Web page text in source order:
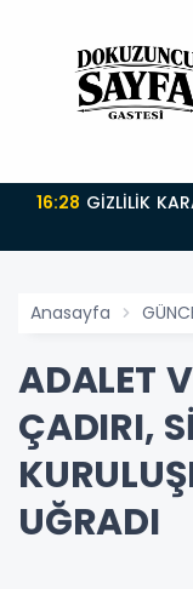
16:28
Anasayfa
ADALET
ÇADIRI,
UĞRADI